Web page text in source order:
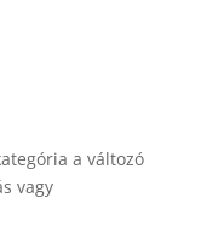
a változó
vagy